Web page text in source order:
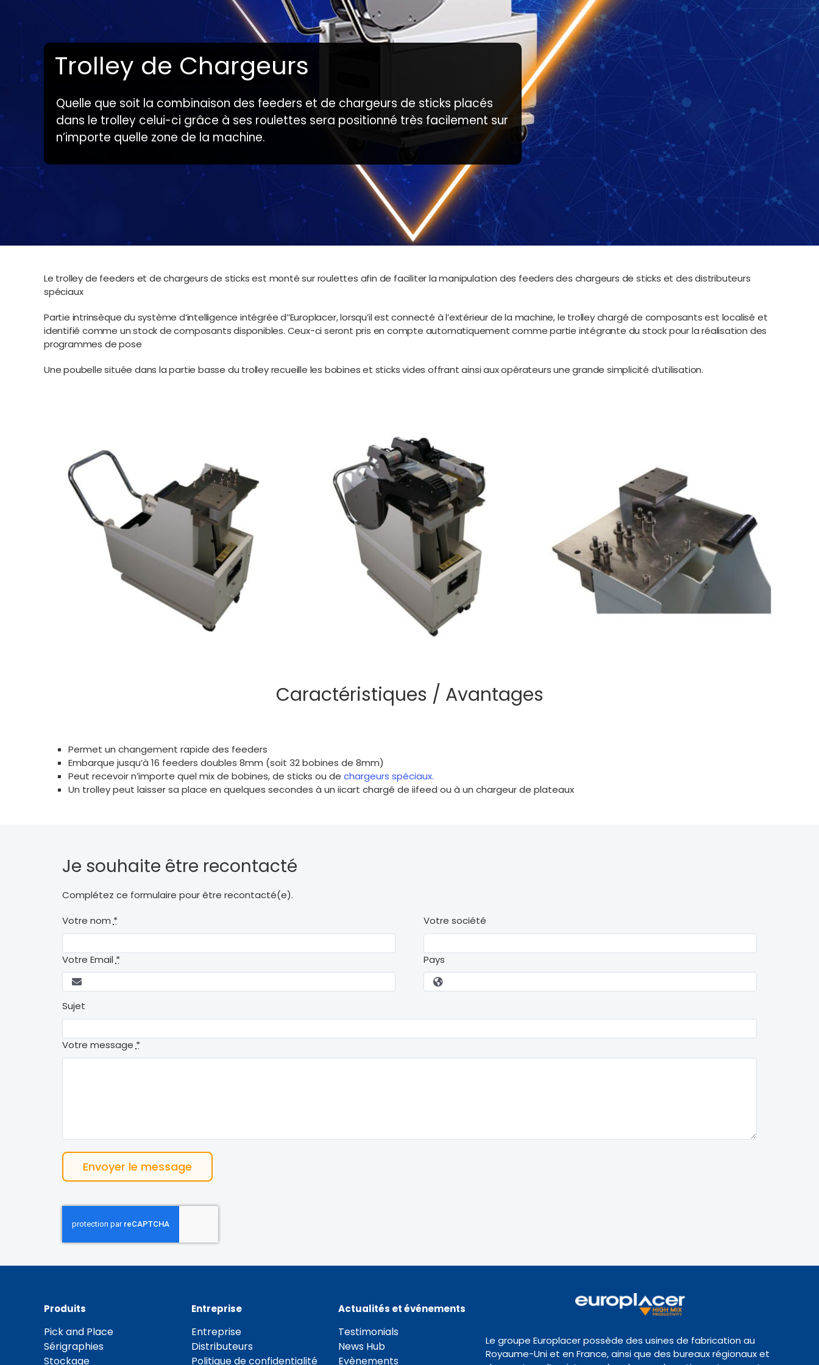
Trolley de Chargeurs
Quelle que soit la combinaison des feeders et de chargeurs de sticks placés
dans le trolley celui-ci grâce à ses roulettes sera positionné très facilement sur
n’importe quelle zone de la machine.
Le trolley de feeders et de chargeurs de sticks est monté sur roulettes afin de faciliter la manipulation des feeders des chargeurs de sticks et des distributeurs
spéciaux
Partie intrinsèque du système d’intelligence intégrée d’’Europlacer, lorsqu’il est connecté à l’extérieur de la machine, le trolley chargé de composants est localisé et
identifié comme un stock de composants disponibles. Ceux-ci seront pris en compte automatiquement comme partie intégrante du stock pour la réalisation des
programmes de pose
Une poubelle située dans la partie basse du trolley recueille les bobines et sticks vides offrant ainsi aux opérateurs une grande simplicité d’utilisation.
Caractéristiques / Avantages
Permet un changement rapide des feeders
Embarque jusqu’à 16 feeders doubles 8mm (soit 32 bobines de 8mm)
Peut recevoir n’importe quel mix de bobines, de sticks ou de chargeurs spéciaux.
Un trolley peut laisser sa place en quelques secondes à un iicart chargé de iifeed ou à un chargeur de plateaux
Je souhaite être recontacté
Complétez ce formulaire pour être recontacté(e).
Votre nom *
Votre Email *
Votre société
Pays
Sujet
Votre message *
Envoyer le message
Produits
Pick and Place
Sérigraphies
Stockage
Entreprise
Entreprise
Distributeurs
Politique de confidentialité
Actualités et événements
Testimonials
News Hub
Evènements
Le groupe Europlacer possède des usines de fabrication au
Royaume-Uni et en France, ainsi que des bureaux régionaux et